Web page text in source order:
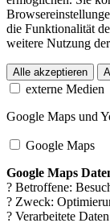
die Funktionalität
weitere Nutzung
Alle akzeptieren
externe Medien
Google Maps und
Google Maps
Google Maps
? Betroffene:
? Zweck:
? Verarbeitete